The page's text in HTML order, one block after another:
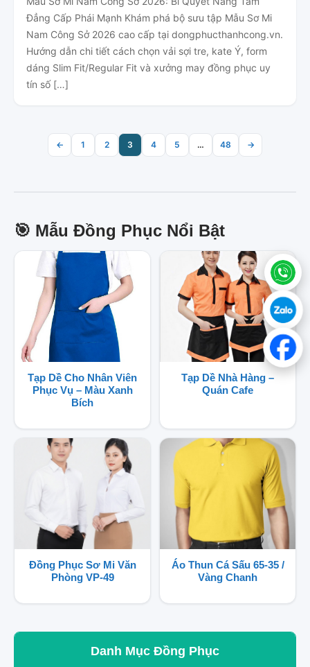
Đẳng Cấp Phái Mạnh Khám phá bộ sưu tập Mẫu Sơ Mi
Nam Công Sở 2026 cao cấp tại dongphucthanhcong.vn.
Hướng dẫn chi tiết cách chọn vải sợi tre, kate Ý, form
dáng Slim Fit/Regular Fit và xưởng may đồng phục uy
tín số […]
← 1 2 3 4 5 … 48 →
🎯 Mẫu Đồng Phục Nổi Bật
Tạp Dề Cho Nhân Viên
Phục Vụ – Màu Xanh
Bích
Tạp Dề Nhà Hàng –
Quán Cafe
Đồng Phục Sơ Mi Văn
Phòng VP-49
Áo Thun Cá Sấu 65-35 /
Vàng Chanh
Danh Mục Đồng Phục